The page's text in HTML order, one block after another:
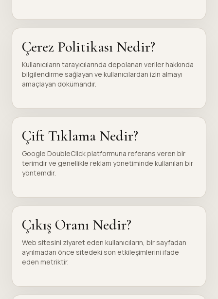
Çerez Politikası Nedir?
Kullanıcıların tarayıcılarında depolanan veriler hakkında
bilgilendirme sağlayan ve kullanıcılardan izin almayı
amaçlayan dokümandır.
Çift Tıklama Nedir?
Google DoubleClick platformuna referans veren bir
terimdir ve genellikle reklam yönetiminde kullanılan bir
yöntemdir.
Çıkış Oranı Nedir?
Web sitesini ziyaret eden kullanıcıların, bir sayfadan
ayrılmadan önce sitedeki son etkileşimlerini ifade
eden metriktir.